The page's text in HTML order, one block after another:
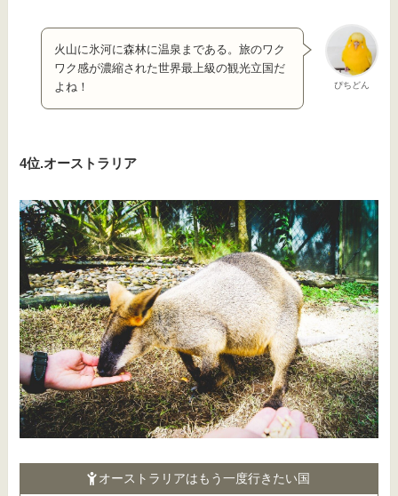
ぴちどん
火山に氷河に森林に温泉まである。旅のワク
ワク感が濃縮された世界最上級の観光立国だ
よね！
4位.オーストラリア
オーストラリアはもう一度行きたい国